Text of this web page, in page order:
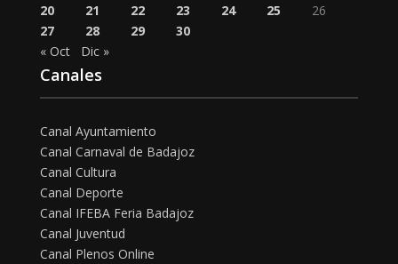
20
21 22 23 24 25
26
27
28 29
30
« Oct
Dic »
Canales
Canal Ayuntamiento
Canal Carnaval de Badajoz
Canal Cultura
Canal Deporte
Canal IFEBA Feria Badajoz
Canal Juventud
Canal Plenos Online